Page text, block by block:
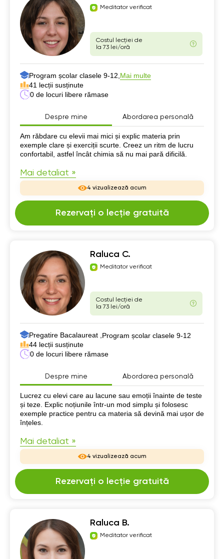
Meditator verificat
Costul lecției de
la 73 lei/oră
Program școlar clasele 9-12, Mai multe
41 lecții susținute
0 de locuri libere rămase
Despre mine Abordarea personală
Despre mine
Am răbdare cu elevii mai mici și explic materia prin
exemple clare și exerciții scurte. Creez un ritm de lucru
confortabil, astfel încât chimia să nu mai pară dificilă.
Mai detaliat »
4 vizualizează acum
Rezervați o lecție gratuită
Raluca C.
Meditator verificat
Costul lecției de
la 73 lei/oră
Pregatire Bacalaureat , Program școlar clasele 9-12
44 lecții susținute
0 de locuri libere rămase
Despre mine Abordarea personală
Despre mine
Lucrez cu elevi care au lacune sau emoții înainte de teste
și teze. Explic noțiunile într-un mod simplu și folosesc
exemple practice pentru ca materia să devină mai ușor de
înțeles.
Mai detaliat »
4 vizualizează acum
Rezervați o lecție gratuită
Raluca B.
Meditator verificat